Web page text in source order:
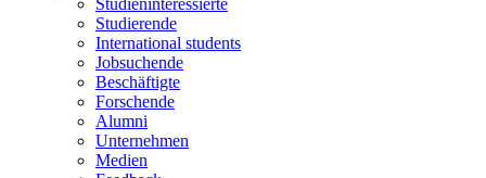
Studieninteressierte
Studierende
International students
Jobsuchende
Beschäftigte
Forschende
Alumni
Unternehmen
Medien